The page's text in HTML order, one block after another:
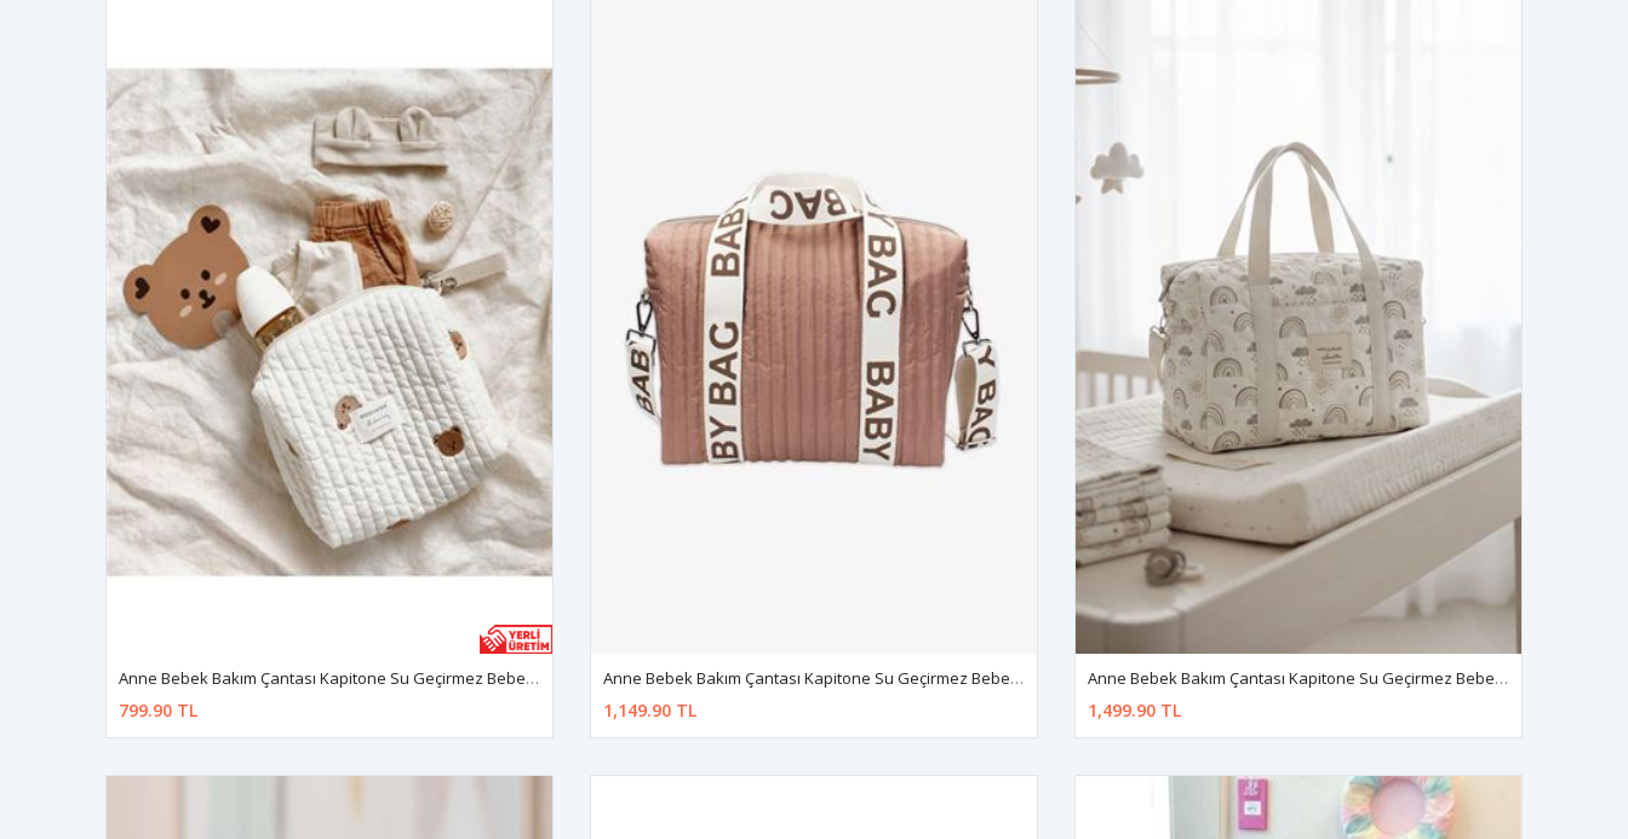
Anne Bebek Bakım Çantası Kapitone Su Geçirmez Bebek Arabası Organizer Düzenleyici Stroller Bag
799.90 TL
Anne Bebek Bakım Çantası Kapitone Su Geçirmez Bebek Arabası Organizer Düzenleyici Stroller Bag
1,149.90 TL
Anne Bebek Bakım Çantası Kapitone Su Geçirmez Bebek Arabası Organizer Düzenleyici Stroller Bag
1,499.90 TL